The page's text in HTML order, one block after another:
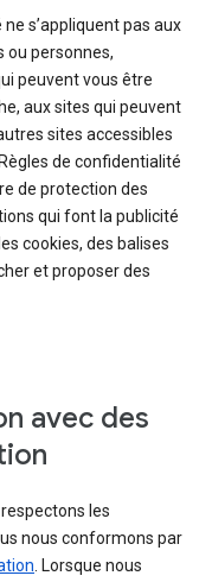
s’appliquent pas aux
ou personnes,
peuvent vous être
aux sites qui peuvent
sites accessibles
de confidentialité
de protection des
qui font la publicité
cookies, des balises
et proposer des
avec des
les
nous conformons par
. Lorsque nous